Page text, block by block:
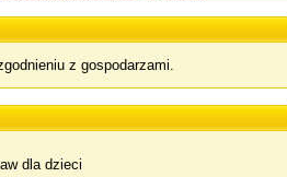
z gospodarzami.
dla dzieci